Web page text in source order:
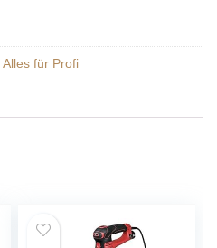
Alles für Profi